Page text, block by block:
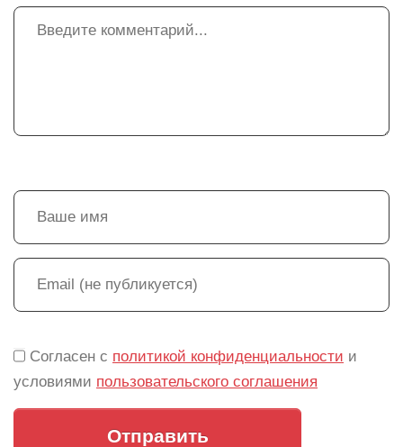
Согласен с политикой конфиденциальности и
условиями пользовательского соглашения
Отправить